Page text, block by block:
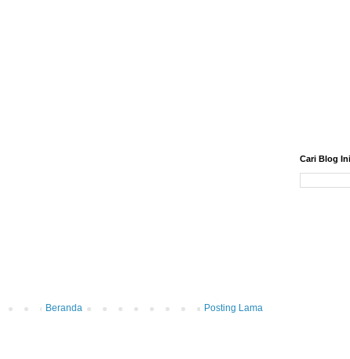
Posting Lama
Beranda
Cari Blog Ini